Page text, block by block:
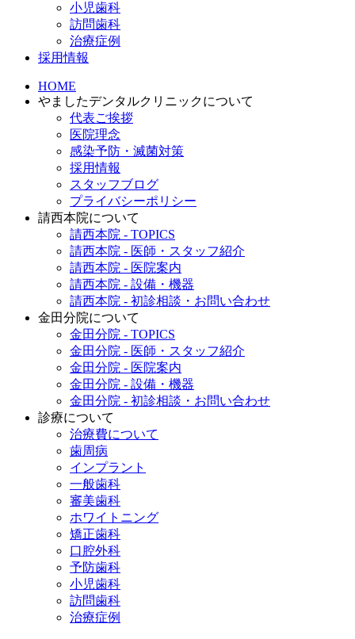
小児歯科
訪問歯科
治療症例
採用情報
HOME
やましたデンタルクリニックについて
代表ご挨拶
医院理念
感染予防・滅菌対策
採用情報
スタッフブログ
プライバシーポリシー
請西本院について
請西本院 - TOPICS
請西本院 - 医師・スタッフ紹介
請西本院 - 医院案内
請西本院 - 設備・機器
請西本院 - 初診相談・お問い合わせ
金田分院について
金田分院 - TOPICS
金田分院 - 医師・スタッフ紹介
金田分院 - 医院案内
金田分院 - 設備・機器
金田分院 - 初診相談・お問い合わせ
診療について
治療費について
歯周病
インプラント
一般歯科
審美歯科
ホワイトニング
矯正歯科
口腔外科
予防歯科
小児歯科
訪問歯科
治療症例